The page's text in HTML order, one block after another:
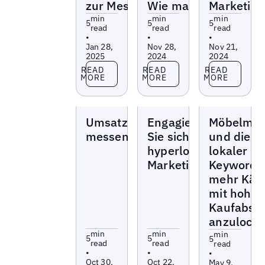
zur Messung
5min
read
•
Jan 28,
2025
Read more
READ
MORE
Wie man sie löst
5min
read
•
Nov 28,
2024
Read more
READ
MORE
5min
read
•
Nov 21,
2024
Read more
READ
MORE
Umsatz
messen
5min
read
•
Oct 30,
Engagieren
Sie sich mit
hyperlokalem
Marketing
5min
read
•
Oct 22,
und die
lokaler
mehr
mit hoher
5min
read
•
May 9,